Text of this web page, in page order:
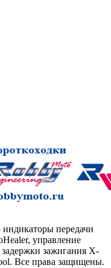
передачи
управление
зажигания X-
Все права защищены.